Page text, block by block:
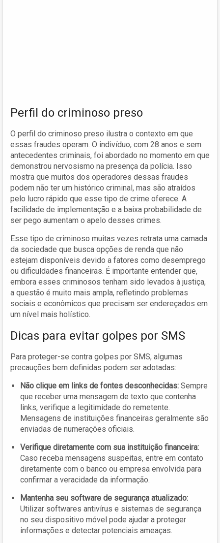
Perfil do criminoso preso
O perfil do criminoso preso ilustra o contexto em que
essas fraudes operam. O indivíduo, com 28 anos e sem
antecedentes criminais, foi abordado no momento em que
demonstrou nervosismo na presença da polícia. Isso
mostra que muitos dos operadores dessas fraudes
podem não ter um histórico criminal, mas são atraídos
pelo lucro rápido que esse tipo de crime oferece. A
facilidade de implementação e a baixa probabilidade de
ser pego aumentam o apelo desses crimes.
Esse tipo de criminoso muitas vezes retrata uma camada
da sociedade que busca opções de renda que não
estejam disponíveis devido a fatores como desemprego
ou dificuldades financeiras. É importante entender que,
embora esses criminosos tenham sido levados à justiça,
a questão é muito mais ampla, refletindo problemas
sociais e econômicos que precisam ser endereçados em
um nível mais holístico.
Dicas para evitar golpes por SMS
Para proteger-se contra golpes por SMS, algumas
precauções bem definidas podem ser adotadas:
Não clique em links de fontes desconhecidas: Sempre
que receber uma mensagem de texto que contenha
links, verifique a legitimidade do remetente.
Mensagens de instituições financeiras geralmente são
enviadas de numerações oficiais.
Verifique diretamente com sua instituição financeira:
Caso receba mensagens suspeitas, entre em contato
diretamente com o banco ou empresa envolvida para
confirmar a veracidade da informação.
Mantenha seu software de segurança atualizado:
Utilizar softwares antivírus e sistemas de segurança
no seu dispositivo móvel pode ajudar a proteger
informações e detectar potenciais ameaças.